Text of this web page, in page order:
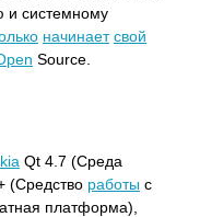
и системному
начинает свой
Source.
Qt 4.7 (Среда
(Средство работы с
платформа),